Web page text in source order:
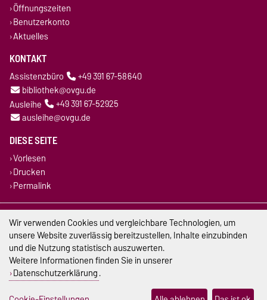
Öffnungszeiten
Benutzerkonto
Aktuelles
KONTAKT
Assistenzbüro
+49 391 67-58640
bibliothek@ovgu.de
Ausleihe
+49 391 67-52925
ausleihe@ovgu.de
DIESE SEITE
Vorlesen
Drucken
Permalink
Impressum
Datenschutz
Barrierefreiheit
Cookie-Einstellungen
Wir verwenden Cookies und vergleichbare Technologien, um
unsere Website zuverlässig bereitzustellen, Inhalte einzubinden
und die Nutzung statistisch auszuwerten.
Weitere Informationen finden Sie in unserer
Datenschutzerklärung.